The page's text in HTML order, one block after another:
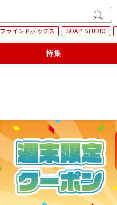
キ
ー
ブラインドボックス SOAP STUDIO
特集